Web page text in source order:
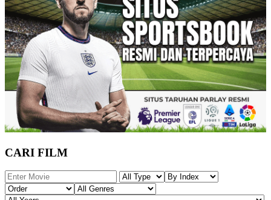
CARI FILM